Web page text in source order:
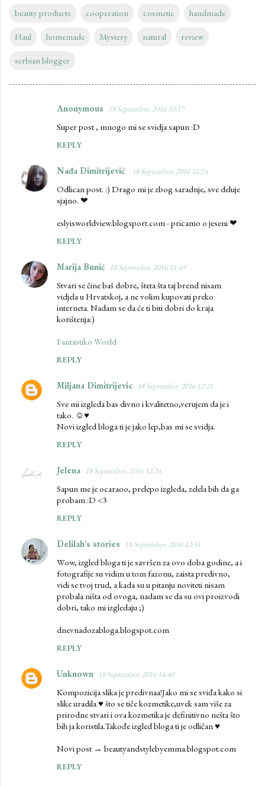
beauty products cooperation cosmetic handmade
Haul homemade Mystery natural review
serbian blogger
e
Anonymous 18 September, 2016 10:17
Super post , mnogo mi se svidja sapun :D
REPLY
Nađa Dimitrijević 18 September, 2016 11:24
Odlican post. :) Drago mi je zbog saradnje, sve deluje
sjajno. ❤
eslyisworldview.blogsport.com - pricamo o jeseni ❤
REPLY
Marija Bunić 18 September, 2016 11:49
Stvari se čine baš dobre, šteta šta taj brend nisam
vidjela u Hrvatskoj, a ne volim kupovati preko
interneta. Nadam se da će ti biti dobri do kraja
korištenja:)
Fantastiko World
REPLY
Miljana Dimitrijevic 18 September, 2016 12:21
Sve mi izgleda bas divno i kvalitetno,verujem da je i
tako. ☺♥
Novi izgled bloga ti je jako lep,bas mi se svidja.
REPLY
Jelena 18 September, 2016 12:24
Sapun me je ocaraoo, prelepo izgleda, zelela bih da ga
probam :D <3
REPLY
Delilah's stories 18 September, 2016 12:51
Wow, izgled bloga ti je savršen za ovo doba godine, a i
fotografije su vidim u tom fazonu, zaista predivno,
vidi se tvoj trud, a kada su u pitanju noviteti nisam
probala ništa od ovoga, nadam se da su ovi proizvodi
dobri, tako mi izgledaju ;)
dnevnadozabloga.blogspot.com
REPLY
Unknown 18 September, 2016 14:40
Kompozicija slika je predivnaa!Jako mi se sviđa kako si
slike uradila ♥ što se tiče kozmetike,uvek sam više za
prirodne stvari i ova kozmetika je definitivno nešta što
bih ja koristila.Takođe izgled bloga ti je odličan ♥
Novi post → beautyandstylebyemma.blogspot.com
REPLY